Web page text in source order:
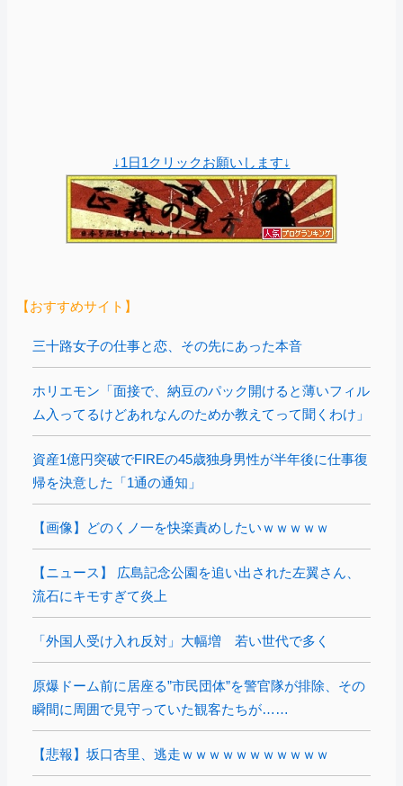
↓1日1クリックお願いします↓
【おすすめサイト】
三十路女子の仕事と恋、その先にあった本音
ホリエモン「面接で、納豆のパック開けると薄いフィル
ム入ってるけどあれなんのためか教えてって聞くわけ」
資産1億円突破でFIREの45歳独身男性が半年後に仕事復
帰を決意した「1通の通知」
【画像】どのくノ一を快楽責めしたいｗｗｗｗｗ
【ニュース】 広島記念公園を追い出された左翼さん、
流石にキモすぎて炎上
「外国人受け入れ反対」大幅増 若い世代で多く
原爆ドーム前に居座る”市民団体”を警官隊が排除、その
瞬間に周囲で見守っていた観客たちが……
【悲報】坂口杏里、逃走ｗｗｗｗｗｗｗｗｗｗｗ